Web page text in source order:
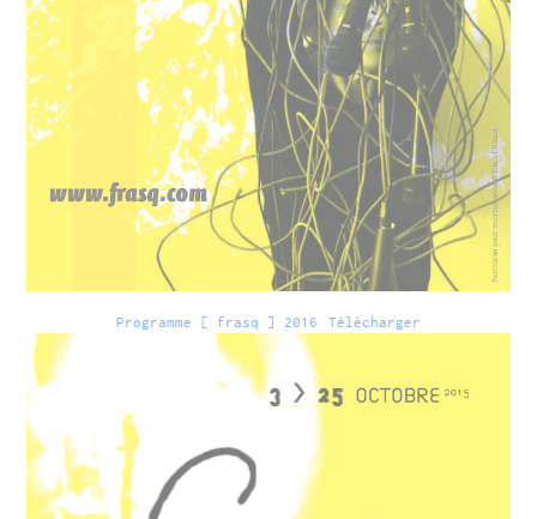
Programme [ frasq ] 2016 Télécharger